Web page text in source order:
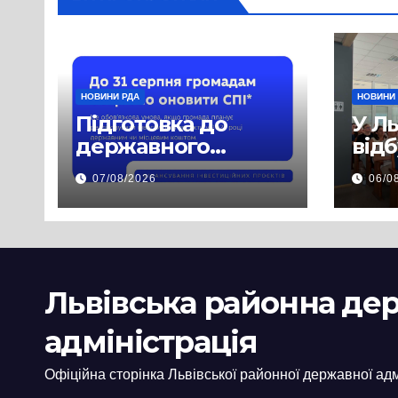
НОВИНИ РДА
Підготовка до
державного
фінансування на
2027 рік уже
триває
07/08/2026
НОВИНИ
У
06/
Львівська районна
адміністрація
Офіційна сторінка Львівської районної державної